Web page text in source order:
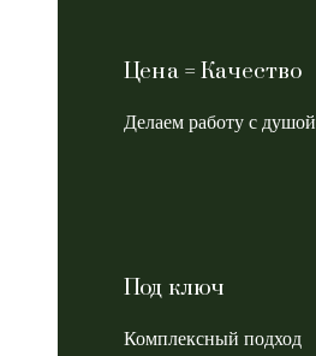
Цена = Качество
Делаем работу с душой
Под ключ
Комплексный подход